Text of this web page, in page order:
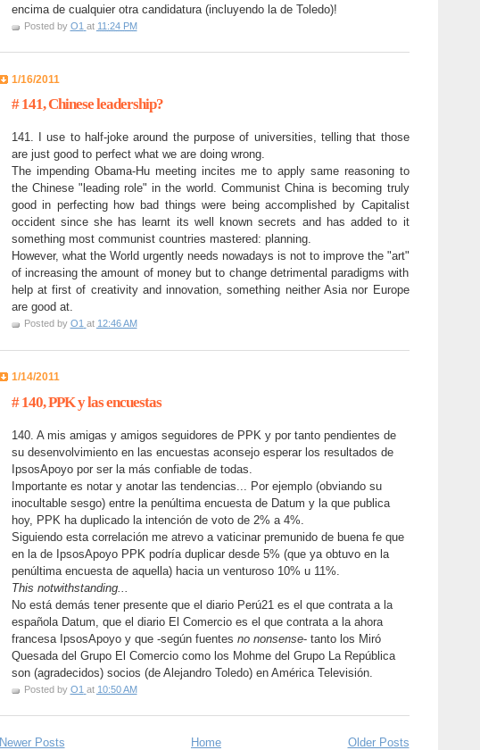
encima de cualquier otra candidatura (incluyendo la de Toledo)!
Posted by O1 at 11:24 PM
1/16/2011
# 141, Chinese leadership?
141. I use to half-joke around the purpose of universities, telling that those
are just good to perfect what we are doing wrong.
The impending Obama-Hu meeting incites me to apply same reasoning to
the Chinese "leading role" in the world. Communist China is becoming truly
good in perfecting how bad things were being accomplished by Capitalist
occident since she has learnt its well known secrets and has added to it
something most communist countries mastered: planning.
However, what the World urgently needs nowadays is not to improve the "art"
of increasing the amount of money but to change detrimental paradigms with
help at first of creativity and innovation, something neither Asia nor Europe
are good at.
Posted by O1 at 12:46 AM
1/14/2011
# 140, PPK y las encuestas
140. A mis amigas y amigos seguidores de PPK y por tanto pendientes de
su desenvolvimiento en las encuestas aconsejo esperar los resultados de
IpsosApoyo por ser la más confiable de todas.
Importante es notar y anotar las tendencias... Por ejemplo (obviando su
inocultable sesgo) entre la penúltima encuesta de Datum y la que publica
hoy, PPK ha duplicado la intención de voto de 2% a 4%.
Siguiendo esta correlación me atrevo a vaticinar premunido de buena fe que
en la de IpsosApoyo PPK podría duplicar desde 5% (que ya obtuvo en la
penúltima encuesta de aquella) hacia un venturoso 10% u 11%.
This notwithstanding...
No está demás tener presente que el diario Perú21 es el que contrata a la
española Datum, que el diario El Comercio es el que contrata a la ahora
francesa IpsosApoyo y que -según fuentes no nonsense- tanto los Miró
Quesada del Grupo El Comercio como los Mohme del Grupo La República
son (agradecidos) socios (de Alejandro Toledo) en América Televisión.
Posted by O1 at 10:50 AM
Newer Posts Older Posts
Home